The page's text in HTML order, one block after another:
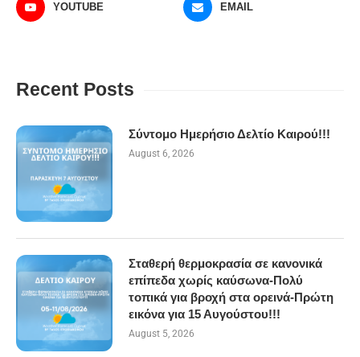
YOUTUBE EMAIL
Recent Posts
Σύντομο Ημερήσιο Δελτίο Καιρού!!!
August 6, 2026
Σταθερή θερμοκρασία σε κανονικά
επίπεδα χωρίς καύσωνα-Πολύ
τοπικά για βροχή στα ορεινά-Πρώτη
εικόνα για 15 Αυγούστου!!!
August 5, 2026